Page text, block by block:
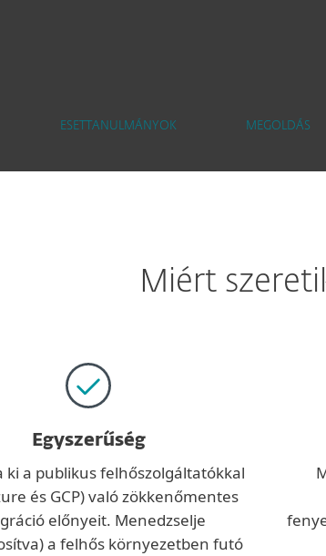
ESETTANULMÁNYOK MEGOLDÁS
Miért
Egyszerűség
ki a publikus felhőszolgáltatókkal
és GCP) való zökkenőmentes
előnyeit. Menedzselje
a felhős környezetben futó